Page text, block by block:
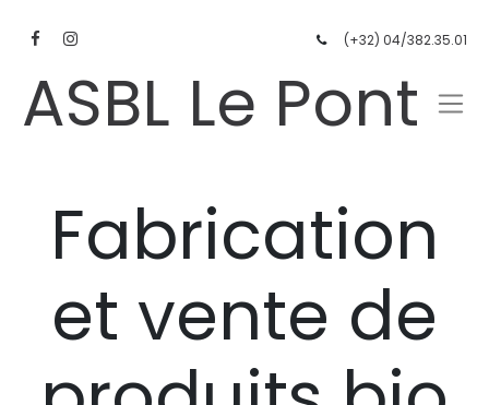
ASBL Le Pont
(+32) 04/382.35.01
Fabrication
et vente de